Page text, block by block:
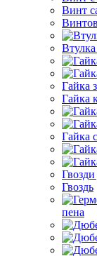
Винт
Втулка
Гайка
Гайка
Гайка
Гвоздь
пена